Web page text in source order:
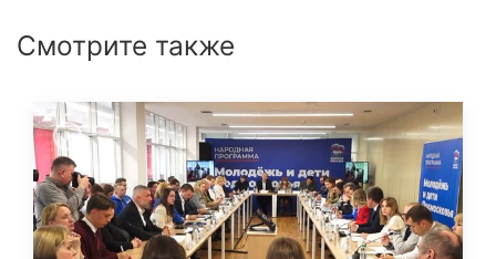
Смотрите также